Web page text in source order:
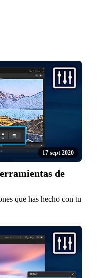
17 sept 2020
de
que has hecho con tu